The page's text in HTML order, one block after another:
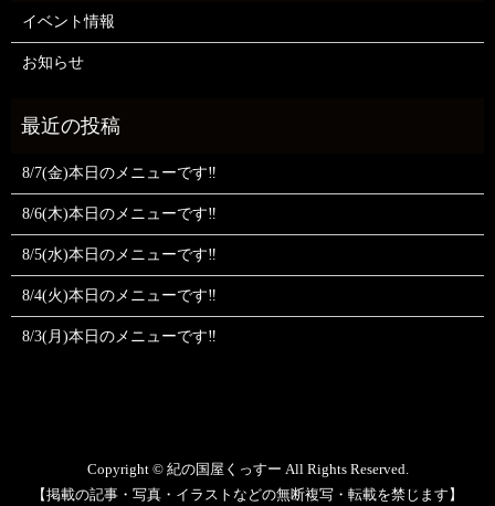
イベント情報
お知らせ
8/7(金)本日のメニューです‼️
8/6(木)本日のメニューです‼️
8/5(水)本日のメニューです‼️
8/4(火)本日のメニューです‼️
8/3(月)本日のメニューです‼️
Copyright © 紀の国屋くっすー All Rights Reserved.
【掲載の記事・写真・イラストなどの無断複写・転載を禁じます】